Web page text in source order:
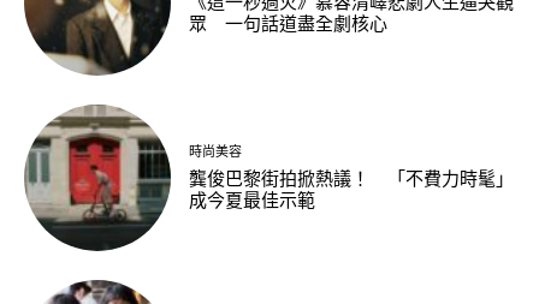
眾 一句話道盡全劇核心
時尚美容
龔俊巴黎街拍掀熱議！ 「不費力時髦」
成今夏最佳示範